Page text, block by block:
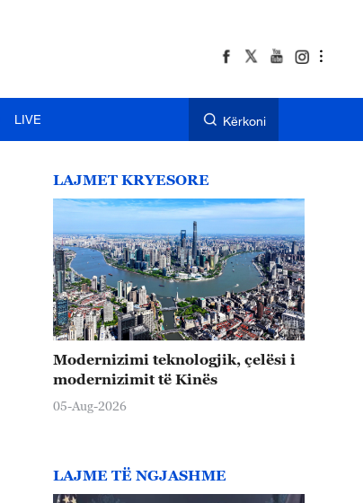
LIVE Kërkoni
LAJMET KRYESORE
Modernizimi teknologjik, çelësi i
modernizimit të Kinës
05-Aug-2026
LAJME TË NGJASHME